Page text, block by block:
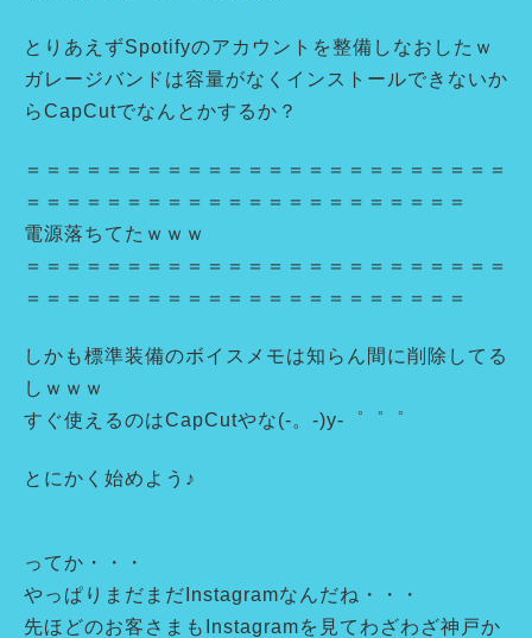
とりあえずSpotifyのアカウントを整備しなおしたｗ
ガレージバンドは容量がなくインストールできないか
らCapCutでなんとかするか？
＝＝＝＝＝＝＝＝＝＝＝＝＝＝＝＝＝＝＝＝＝＝＝＝
＝＝＝＝＝＝＝＝＝＝＝＝＝＝＝＝＝＝＝＝＝＝
電源落ちてたｗｗｗ
＝＝＝＝＝＝＝＝＝＝＝＝＝＝＝＝＝＝＝＝＝＝＝＝
＝＝＝＝＝＝＝＝＝＝＝＝＝＝＝＝＝＝＝＝＝＝
しかも標準装備のボイスメモは知らん間に削除してる
しｗｗｗ
すぐ使えるのはCapCutやな(-。-)y-゜゜゜
とにかく始めよう♪
ってか・・・
やっぱりまだまだInstagramなんだね・・・
先ほどのお客さまもInstagramを見てわざわざ神戸か